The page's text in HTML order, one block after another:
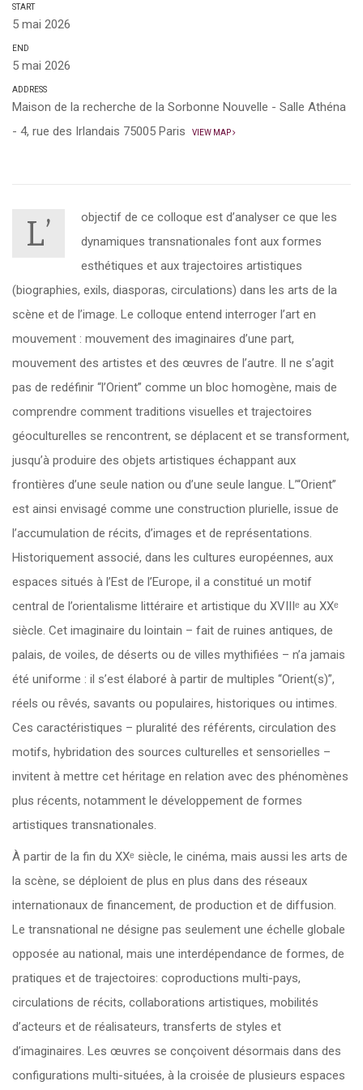
START
5 mai 2026
END
5 mai 2026
ADDRESS
Maison de la recherche de la Sorbonne Nouvelle - Salle Athéna
- 4, rue des Irlandais 75005 Paris
VIEW MAP
L’
objectif de ce colloque est d’analyser ce que les
dynamiques transnationales font aux formes
esthétiques et aux trajectoires artistiques
(biographies, exils, diasporas, circulations) dans les arts de la
scène et de l’image. Le colloque entend interroger l’art en
mouvement : mouvement des imaginaires d’une part,
mouvement des artistes et des œuvres de l’autre. Il ne s’agit
pas de redéfinir “l’Orient” comme un bloc homogène, mais de
comprendre comment traditions visuelles et trajectoires
géoculturelles se rencontrent, se déplacent et se transforment,
jusqu’à produire des objets artistiques échappant aux
frontières d’une seule nation ou d’une seule langue. L’“Orient”
est ainsi envisagé comme une construction plurielle, issue de
l’accumulation de récits, d’images et de représentations.
Historiquement associé, dans les cultures européennes, aux
espaces situés à l’Est de l’Europe, il a constitué un motif
central de l’orientalisme littéraire et artistique du XVIIIᵉ au XXᵉ
siècle. Cet imaginaire du lointain – fait de ruines antiques, de
palais, de voiles, de déserts ou de villes mythifiées – n’a jamais
été uniforme : il s’est élaboré à partir de multiples “Orient(s)”,
réels ou rêvés, savants ou populaires, historiques ou intimes.
Ces caractéristiques – pluralité des référents, circulation des
motifs, hybridation des sources culturelles et sensorielles –
invitent à mettre cet héritage en relation avec des phénomènes
plus récents, notamment le développement de formes
artistiques transnationales.
À partir de la fin du XXᵉ siècle, le cinéma, mais aussi les arts de
la scène, se déploient de plus en plus dans des réseaux
internationaux de financement, de production et de diffusion.
Le transnational ne désigne pas seulement une échelle globale
opposée au national, mais une interdépendance de formes, de
pratiques et de trajectoires: coproductions multi-pays,
circulations de récits, collaborations artistiques, mobilités
d’acteurs et de réalisateurs, transferts de styles et
d’imaginaires. Les œuvres se conçoivent désormais dans des
configurations multi-situées, à la croisée de plusieurs espaces